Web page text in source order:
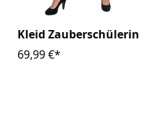
Kleid Zauberschülerin
69,99 €*